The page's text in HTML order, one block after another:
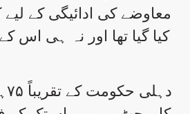
معاوضے کی ادائیگی کے لیے
کیا گیا تھا اور نہ ہی اس